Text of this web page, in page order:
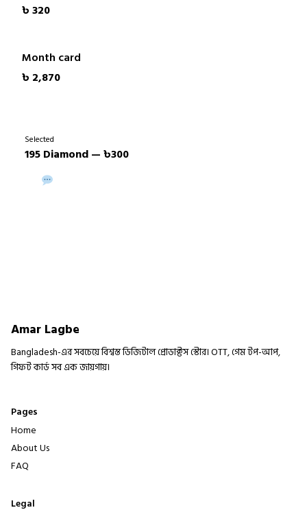
৳ 320
Month card
৳ 2,870
Selected
195 Diamond — ৳300
Amar Lagbe
Bangladesh-এর সবচেয়ে বিশ্বস্ত ডিজিটাল প্রোডাক্টস স্টোর। OTT, গেম টপ-আপ,
গিফট কার্ড সব এক জায়গায়।
Pages
Home
About Us
FAQ
Legal